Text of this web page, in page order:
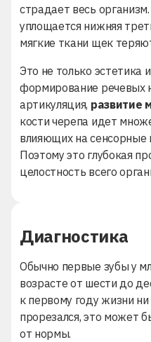
страдает весь
уплощается нижняя
мягкие ткани щек
Это не только эстетика
формирование речевых
артикуляция, развитие
кости черепа идет
влияющих на
Поэтому это глубокая
целостность всего
Диагностика
Обычно первые зубы у
возрасте от шести до
к первому году жизни
прорезался, это может
от нормы.